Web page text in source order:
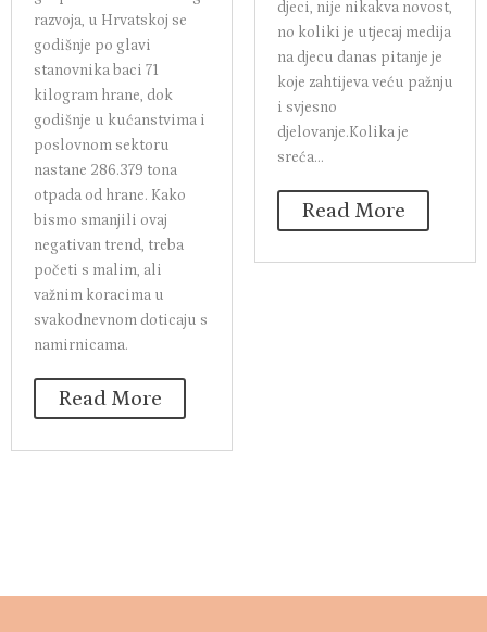
razvoja, u Hrvatskoj se
godišnje po glavi
stanovnika baci 71
kilogram hrane, dok
godišnje u kućanstvima i
poslovnom sektoru
nastane 286.379 tona
otpada od hrane. Kako
bismo smanjili ovaj
negativan trend, treba
početi s malim, ali
važnim koracima u
svakodnevnom doticaju s
namirnicama.
Read More
djeci, nije nikakva novost,
no koliki je utjecaj medija
na djecu danas pitanje je
koje zahtijeva veću pažnju
i svjesno
djelovanje.Kolika je
sreća...
Read More